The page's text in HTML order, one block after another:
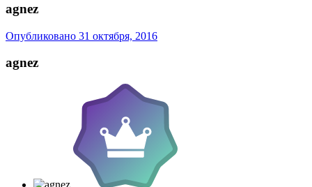
agnez
Опубликовано 31 октября, 2016
agnez